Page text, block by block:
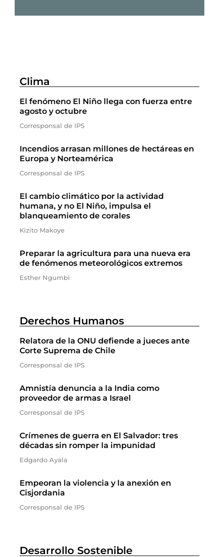
Clima
El fenómeno El Niño llega con fuerza entre
agosto y octubre
Corresponsal de IPS
Incendios arrasan millones de hectáreas en
Europa y Norteamérica
Corresponsal de IPS
El cambio climático por la actividad
humana, y no El Niño, impulsa el
blanqueamiento de corales
Kizito Makoye
Preparar la agricultura para una nueva era
de fenómenos meteorológicos extremos
Esther Ngumbi
Derechos Humanos
Relatora de la ONU defiende a jueces ante
Corte Suprema de Chile
Corresponsal de IPS
Amnistía denuncia a la India como
proveedor de armas a Israel
Corresponsal de IPS
Crímenes de guerra en El Salvador: tres
décadas sin romper la impunidad
Edgardo Ayala
Empeoran la violencia y la anexión en
Cisjordania
Corresponsal de IPS
Desarrollo Sostenible